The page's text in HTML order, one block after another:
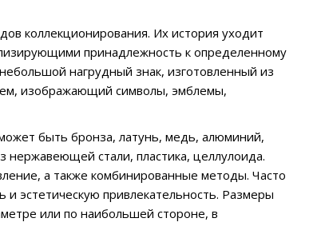
коллекционирования. Их история уходит
принадлежность к определенному
нагрудный знак, изготовленный из
изображающий символы, эмблемы,
быть бронза, латунь, медь, алюминий,
нержавеющей стали, пластика, целлулоида.
а также комбинированные методы. Часто
эстетическую привлекательность. Размеры
или по наибольшей стороне, в